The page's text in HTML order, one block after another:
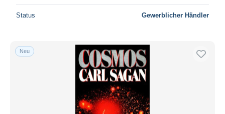
Status Gewerblicher Händler
Neu